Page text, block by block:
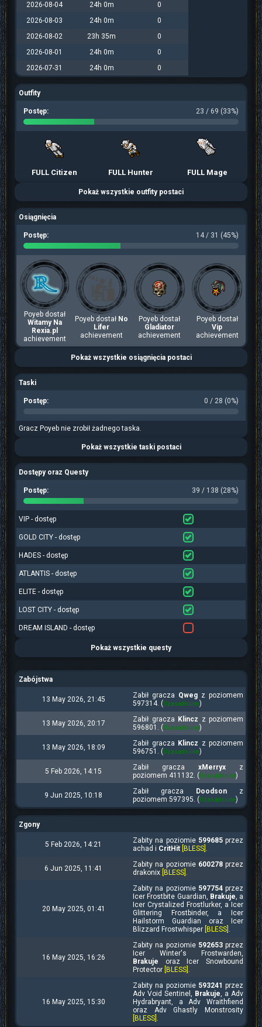
2026-08-04
24h 0m
0
2026-08-03
24h 0m
0
2026-08-02
23h 35m
0
2026-08-01
24h 0m
0
2026-07-31
24h 0m 0
Outfity
Postęp: 23 / 69 (33%)
FULL Citizen FULL Hunter FULL Mage
Pokaż wszystkie outfity postaci
Osiągnięcia
Postęp: 14 / 31 (45%)
Poyeb dostał
Witamy Na
Rexia.pl
achievement
Poyeb dostał No
Lifer
achievement
Poyeb dostał
Gladiator
achievement
Poyeb dostał
Vip
achievement
Pokaż wszystkie osiągnięcia postaci
Taski
Postęp: 0 / 28 (0%)
Gracz Poyeb nie zrobił żadnego taska.
Pokaż wszystkie taski postaci
Dostępy oraz Questy
Postęp: 39 / 138 (28%)
VIP - dostęp
GOLD CITY - dostęp
HADES - dostęp
ATLANTIS - dostęp
ELITE - dostęp
LOST CITY - dostęp
DREAM ISLAND - dostęp
Pokaż wszystkie questy
Zabójstwa
13 May 2026, 21:45 Zabił gracza Qweg z poziomem
597314. ( Uzasadnione)
13 May 2026, 20:17 Zabił gracza Klincz z poziomem
596801. ( Uzasadnione)
13 May 2026, 18:09 Zabił gracza Klincz z poziomem
596751. ( Uzasadnione)
5 Feb 2026, 14:15 Zabił gracza xMerryx z
poziomem 411132. ( Uzasadnione)
9 Jun 2025, 10:18 Zabił gracza Doodson z
poziomem 597395. ( Uzasadnione)
Zgony
5 Feb 2026, 14:21 Zabity na poziomie 599685przez
achad i CritHit [BLESS] .
6 Jun 2025, 11:41 Zabity na poziomie 600278przez
drakonix [BLESS] .
20 May 2025, 01:41
Zabity na poziomie 597754przez
Icer Frostbite Guardian, Brakuje, a
Icer Crystalized Frostlurker, a Icer
Glittering Frostbinder, a Icer
Hailstorm Guardian oraz Icer
Blizzard Frostwhisper [BLESS] .
16 May 2025, 16:26
Zabity na poziomie 592653przez
Icer Winter's Frostwarden,
Brakuje oraz Icer Snowbound
Protector [BLESS] .
16 May 2025, 15:30
Zabity na poziomie 593241 przez
Adv Void Sentinel, Brakuje, a Adv
Hydrabryant, a Adv Wraithfiend
oraz Adv Ghastly Monstrosity
[BLESS] .